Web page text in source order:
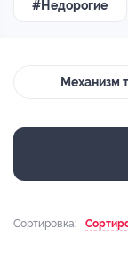
#Недорогие
Механизм
Сортировка: